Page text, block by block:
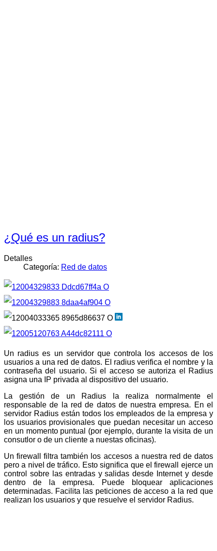
¿Qué es un radius?
Detalles
Categoría: Red de datos
Un radius es un servidor que controla los accesos de los
usuarios a una red de datos. El radius verifica el nombre y la
contraseña del usuario. Si el acceso se autoriza el Radius
asigna una IP privada al dispositivo del usuario.
La gestión de un Radius la realiza normalmente el
responsable de la red de datos de nuestra empresa. En el
servidor Radius están todos los empleados de la empresa y
los usuarios provisionales que puedan necesitar un acceso
en un momento puntual (por ejemplo, durante la visita de un
consutlor o de un cliente a nuestas oficinas).
Un firewall filtra también los accesos a nuestra red de datos
pero a nivel de tráfico. Esto significa que el firewall ejerce un
control sobre las entradas y salidas desde Internet y desde
dentro de la empresa. Puede bloquear aplicaciones
determinadas. Facilita las peticiones de acceso a la red que
realizan los usuarios y que resuelve el servidor Radius.